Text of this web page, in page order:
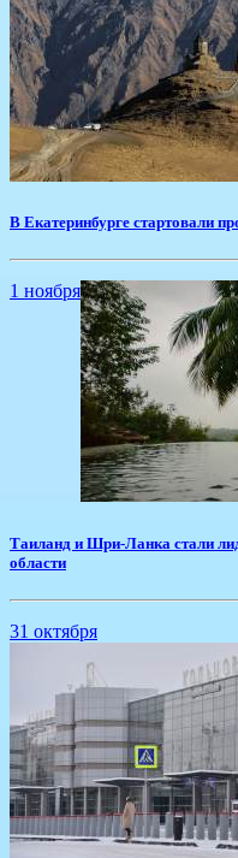
В Екатеринбурге стартовали
1 ноября
Таиланд и Шри-Ланка стали
области
31 октября